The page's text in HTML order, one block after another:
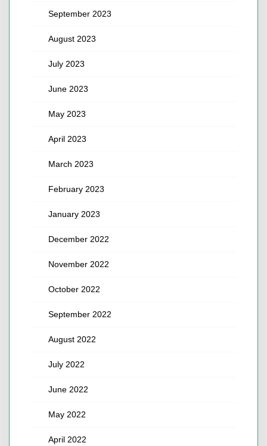
September 2023
August 2023
July 2023
June 2023
May 2023
April 2023
March 2023
February 2023
January 2023
December 2022
November 2022
October 2022
September 2022
August 2022
July 2022
June 2022
May 2022
April 2022